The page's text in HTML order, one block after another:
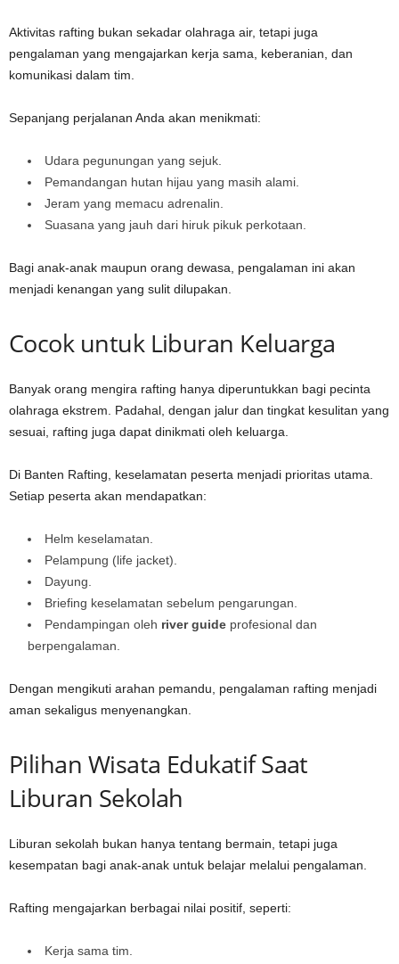
Aktivitas rafting bukan sekadar olahraga air, tetapi juga
pengalaman yang mengajarkan kerja sama, keberanian, dan
komunikasi dalam tim.
Sepanjang perjalanan Anda akan menikmati:
Udara pegunungan yang sejuk.
Pemandangan hutan hijau yang masih alami.
Jeram yang memacu adrenalin.
Suasana yang jauh dari hiruk pikuk perkotaan.
Bagi anak-anak maupun orang dewasa, pengalaman ini akan
menjadi kenangan yang sulit dilupakan.
Cocok untuk Liburan Keluarga
Banyak orang mengira rafting hanya diperuntukkan bagi pecinta
olahraga ekstrem. Padahal, dengan jalur dan tingkat kesulitan yang
sesuai, rafting juga dapat dinikmati oleh keluarga.
Di Banten Rafting, keselamatan peserta menjadi prioritas utama.
Setiap peserta akan mendapatkan:
Helm keselamatan.
Pelampung (life jacket).
Dayung.
Briefing keselamatan sebelum pengarungan.
Pendampingan oleh river guide profesional dan
berpengalaman.
Dengan mengikuti arahan pemandu, pengalaman rafting menjadi
aman sekaligus menyenangkan.
Pilihan Wisata Edukatif Saat
Liburan Sekolah
Liburan sekolah bukan hanya tentang bermain, tetapi juga
kesempatan bagi anak-anak untuk belajar melalui pengalaman.
Rafting mengajarkan berbagai nilai positif, seperti:
Kerja sama tim.